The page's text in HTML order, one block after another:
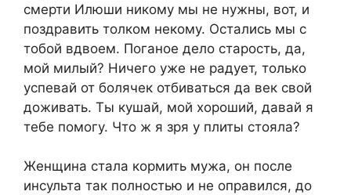
смерти Илюши никому мы не нужны, вот, и
поздравить толком некому. Остались мы с
тобой вдвоем. Поганое дело старость, да,
мой милый? Ничего уже не радует, только
успевай от болячек отбиваться да век свой
доживать. Ты кушай, мой хороший, давай я
тебе помогу. Что ж я зря у плиты стояла?
Женщина стала кормить мужа, он после
инсульта так полностью и не оправился, до